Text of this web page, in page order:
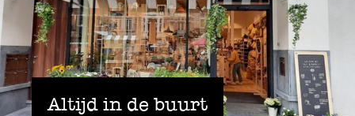
Altijd in de buurt